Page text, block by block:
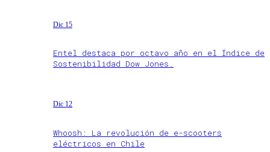
Dic 15
Entel destaca por octavo año en el Índice de
Sostenibilidad Dow Jones.
Dic 12
Whoosh: La revolución de e-scooters
eléctricos en Chile